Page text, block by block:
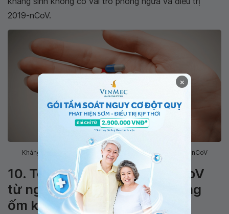
2019-nCoV.
Kháng sinh không có vai trò phòng ngừa và điều trị 2019-nCoV
10. Tôi có thể bị lây 2019-nCoV
từ người không có triệu chứng
ốm không?
×